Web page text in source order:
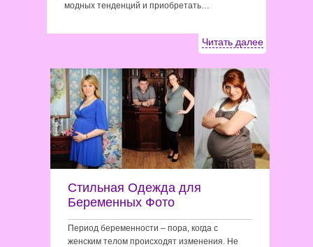
модных тенденций и приобретать…
Читать далее
Стильная Одежда для
Беременных Фото
Период беременности – пора, когда с
женским телом происходят изменения. Не